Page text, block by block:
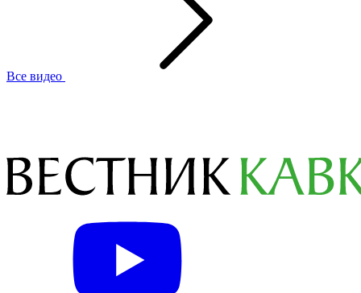
Все видео